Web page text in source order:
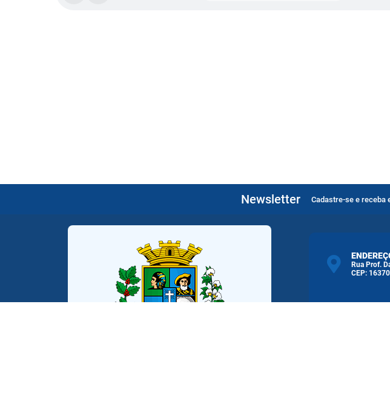
Newsletter Cadastre-se e receba
Rua Prof.
CEP: